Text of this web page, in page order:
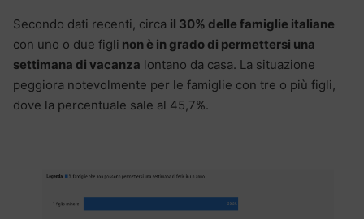
Secondo dati recenti, circa il 30% delle famiglie italiane
con uno o due figli non è in grado di permettersi una
settimana di vacanza lontano da casa. La situazione
peggiora notevolmente per le famiglie con tre o più figli,
dove la percentuale sale al 45,7%.